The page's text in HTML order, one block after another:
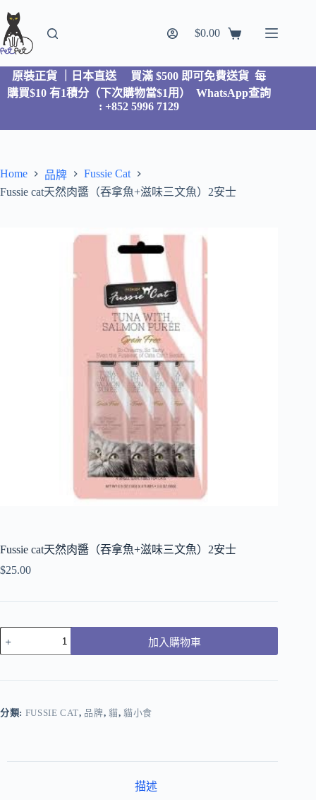
$0.00
原裝正貨 ｜日本直送
買滿 $500 即可免費送貨 每
購買$10 有1積分（下次購物當$1用）WhatsApp查詢
: +852 5996 7129
Home 品牌
Fussie Cat
Fussie cat天然肉醬（吞拿魚+滋味三文魚）2安士
Fussie cat天然肉醬（吞拿魚+滋味三文魚）2安士
$25.00
加入購物車
分類: FUSSIE CAT, 品牌,貓,貓小食
描述